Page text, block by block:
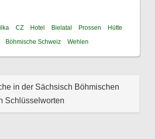
CZ Hotel Bielatal Prossen
Hütte
Böhmische Schweiz Wehlen
in der Sächsisch Böhmischen
Schlüsselworten